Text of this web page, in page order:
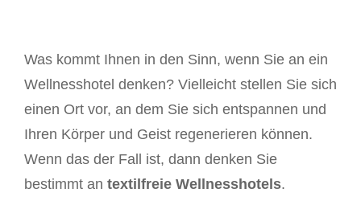
Was kommt Ihnen in den Sinn, wenn Sie an ein
Wellnesshotel denken? Vielleicht stellen Sie sich
einen Ort vor, an dem Sie sich entspannen und
Ihren Körper und Geist regenerieren können.
Wenn das der Fall ist, dann denken Sie
bestimmt an textilfreie Wellnesshotels.